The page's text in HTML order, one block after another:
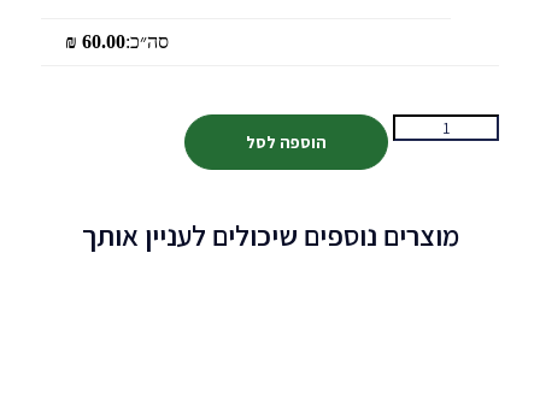
סה״כ: ₪ 60.00
הוספה לסל
מוצרים נוספים שיכולים לעניין אותך